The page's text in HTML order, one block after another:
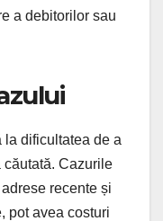
a debitorilor sau
dificultatea de a
Cazurile
recente și
pot avea costuri